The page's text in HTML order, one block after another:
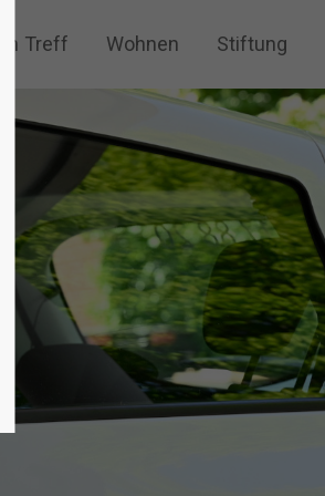
Treff Wohnen Stiftung